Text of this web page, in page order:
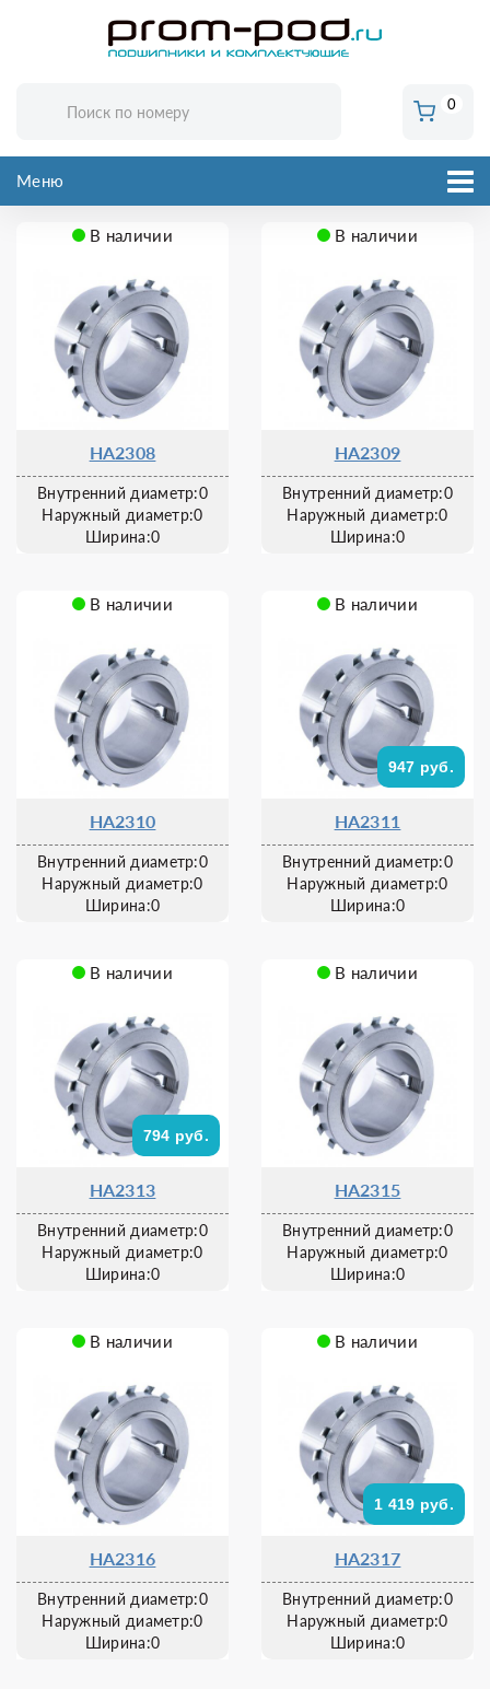
0
Меню
В наличии
HA2308
Внутренний диаметр:0
Наружный диаметр:0
Ширина:0
В наличии
HA2309
Внутренний диаметр:0
Наружный диаметр:0
Ширина:0
В наличии
HA2310
Внутренний диаметр:0
Наружный диаметр:0
Ширина:0
В наличии
947 руб.
HA2311
Внутренний диаметр:0
Наружный диаметр:0
Ширина:0
В наличии
794 руб.
HA2313
Внутренний диаметр:0
Наружный диаметр:0
Ширина:0
В наличии
HA2315
Внутренний диаметр:0
Наружный диаметр:0
Ширина:0
В наличии
HA2316
Внутренний диаметр:0
Наружный диаметр:0
Ширина:0
В наличии
1 419 руб.
HA2317
Внутренний диаметр:0
Наружный диаметр:0
Ширина:0